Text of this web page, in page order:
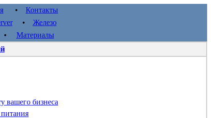
• Контакты
• Железо
Материалы
вашего бизнеса